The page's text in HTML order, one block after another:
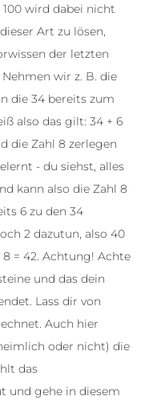
wird dabei nicht
Art zu lösen,
der letzten
wir z. B. die
die 34 bereits zum
also das gilt: 34 + 6
die Zahl 8 zerlegen
- du siehst, alles
kann also die Zahl 8
6 zu den 34
2 dazutun, also 40
= 42. Achtung! Achte
und das dein
Lass dir von
Auch hier
oder nicht) die
das
und gehe in diesem